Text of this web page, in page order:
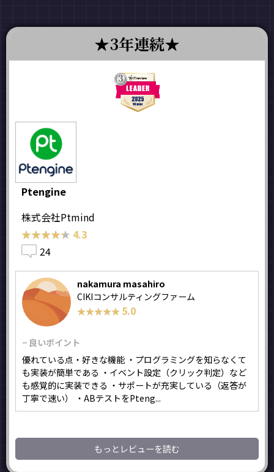
3年連続
Ptengine
株式会社Ptmind
★★★★★
★★★★★ 4.3
24
nakamura masahiro
CIKIコンサルティングファーム
★★★★★
★★★★★ 5.0
− 良いポイント
優れている点・好きな機能 ・プログラミングを知らなくて
も実装が簡単である ・イベント設定（クリック判定）など
も感覚的に実装できる ・サポートが充実している（返答が
丁寧で速い） ・ABテストをPteng...
もっとレビューを読む